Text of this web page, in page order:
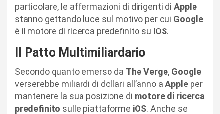
particolare, le affermazioni di dirigenti di Apple
stanno gettando luce sul motivo per cui Google
è il motore di ricerca predefinito su iOS.
Il Patto Multimiliardario
Secondo quanto emerso da The Verge, Google
verserebbe miliardi di dollari all’anno a Apple per
mantenere la sua posizione di motore di ricerca
predefinito sulle piattaforme iOS. Anche se